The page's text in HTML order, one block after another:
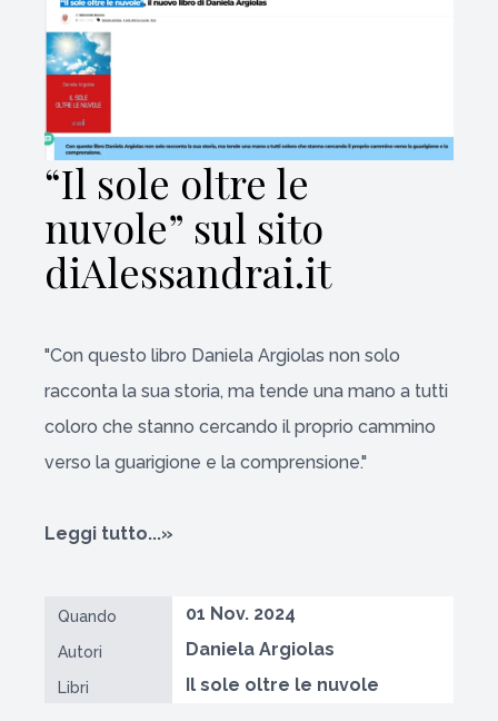
“Il sole oltre le
nuvole” sul sito
diAlessandrai.it
"Con questo libro Daniela Argiolas non solo
racconta la sua storia, ma tende una mano a tutti
coloro che stanno cercando il proprio cammino
verso la guarigione e la comprensione."
Leggi tutto...»
Quando 01 Nov. 2024
Autori Daniela Argiolas
Libri Il sole oltre le nuvole